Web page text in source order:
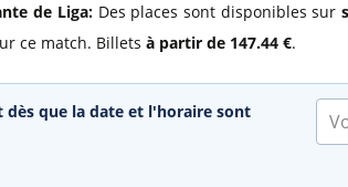
de Liga:Des places sont disponibles sur
ce match. Billets à partir de 147.44 €.
dès que la date et l'horaire sont